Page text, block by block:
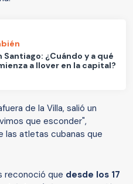
Santiago: ¿Cuándo y a qué
a llover en la capital?
de la Villa, salió un
que esconder",
las atletas cubanas que
reconoció que desde los 17